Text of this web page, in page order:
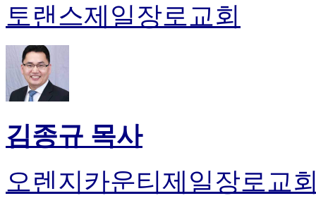
토랜스제일장로교회
김종규 목사
오렌지카운티제일장로교